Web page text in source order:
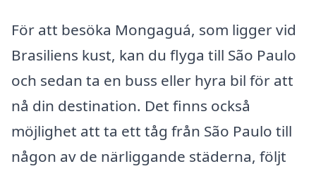
För att besöka Mongaguá, som ligger vid
Brasiliens kust, kan du flyga till São Paulo
och sedan ta en buss eller hyra bil för att
nå din destination. Det finns också
möjlighet att ta ett tåg från São Paulo till
någon av de närliggande städerna, följt